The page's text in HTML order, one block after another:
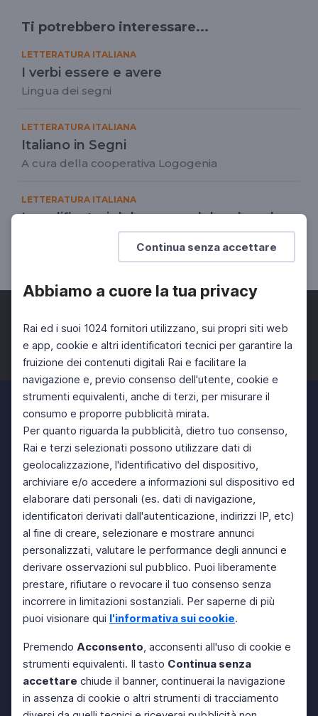
Continua senza accettare
Abbiamo a cuore la tua privacy
Rai ed i suoi 1024 fornitori utilizzano, sui propri siti web
e app, cookie e altri identificatori tecnici per garantire la
fruizione dei contenuti digitali Rai e facilitare la
navigazione e, previo consenso dell'utente, cookie e
strumenti equivalenti, anche di terzi, per misurare il
consumo e proporre pubblicità mirata.
Per quanto riguarda la pubblicità, dietro tuo consenso,
Rai e terzi selezionati possono utilizzare dati di
geolocalizzazione, l'identificativo del dispositivo,
archiviare e/o accedere a informazioni sul dispositivo ed
elaborare dati personali (es. dati di navigazione,
identificatori derivati dall'autenticazione, indirizzi IP, etc)
al fine di creare, selezionare e mostrare annunci
personalizzati, valutare le performance degli annunci e
derivare osservazioni sul pubblico. Puoi liberamente
prestare, rifiutare o revocare il tuo consenso senza
incorrere in limitazioni sostanziali. Per saperne di più
puoi visionare qui l'informativa sui cookie.
Premendo Acconsento, acconsenti all'uso di cookie e
strumenti equivalenti. Il tasto Continua senza
accettare chiude il banner, continuerai la navigazione
in assenza di cookie o altri strumenti di tracciamento
Ti potrebbero interessare...
LETTERATURA ITALIANA
I verbi essere e avere
Lingua dei segni
LETTERATURA ITALIANA
Italiano in Segni
A cura della cooperativa Logogenia
LETTERATURA ITALIANA
I modificatori del nome e del verbo e le
espansioni della frase
Facebook Twitter Instagram